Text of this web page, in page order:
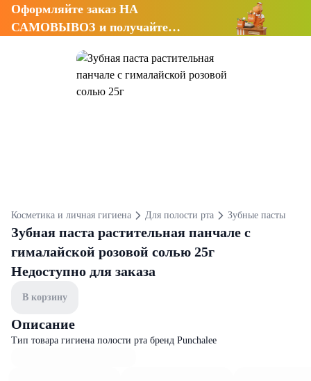
Оформляйте заказ НА
САМОВЫВОЗ и получайте
Косметика и личная гигиена Для полости рта Зубные пасты
Зубная паста растительная панчале с
гималайской розовой солью 25г
Недоступно для заказа
В корзину
Описание
Тип товара гигиена полости рта бренд Punchalee